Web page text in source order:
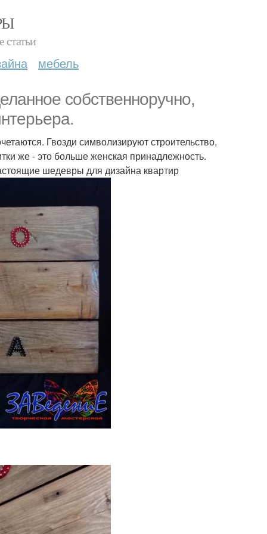
статьи
мебель
собственноручно,
Гвозди символизируют строительство,
же - это больше женская принадлежность.
шедевры для дизайна квартир